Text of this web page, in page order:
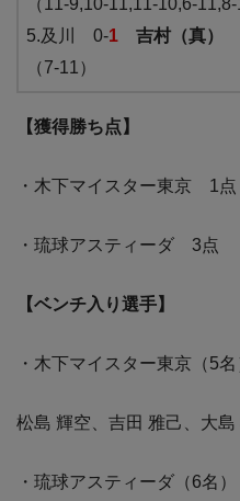
（11-9,10-11,11-10,6-11,8-
5.及川 0-1 吉村（真）
（7-11）
【獲得勝ち点】
・木下マイスター東京 1点
・琉球アスティーダ 3点
【ベンチ入り選手】
・木下マイスター東京（5名
松島 輝空、吉田 雅己、大
・琉球アスティーダ（6名）